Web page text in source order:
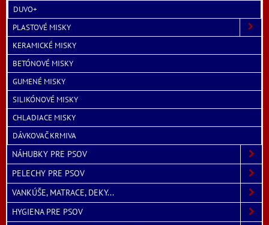
DUVO+
PLASTOVÉ MISKY
KERAMICKÉ MISKY
BETÓNOVÉ MISKY
GUMENÉ MISKY
SILIKÓNOVÉ MISKY
CHLADIACE MISKY
DÁVKOVAČ KRMIVA
NÁHUBKY PRE PSOV
PELECHY PRE PSOV
VANKÚŠE, MATRACE, DEKY...
HYGIENA PRE PSOV